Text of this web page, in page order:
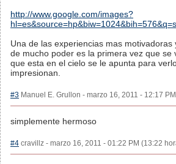
http://www.google.com/images?
Una de las experiencias mas
de mucho poder es la primera vez que
que esta en el cielo se le apunta para
impresionan.
#3 Manuel E. Grullon - marzo 16, 2011 - 12:17
simplemente hermoso
#4 cravillz - marzo 16, 2011 - 01:22 PM (13:22